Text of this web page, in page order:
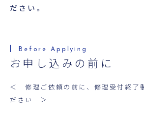
ださい。
お申し込みの前に
＜ 修理ご依頼の前に、修理受付終了
ださい ＞